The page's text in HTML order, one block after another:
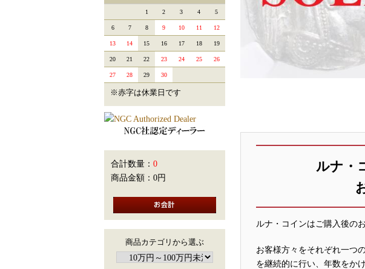
ルナ・
ルナ・コインはご購入後の
お客様方々をそれぞれ一つ
を継続的に行い、年数をか
1 2 3 4 5
6 7 8 9 10 11 12
13 14 15 16 17 18 19
20 21 22 23 24 25 26
27 28 29 30
※赤字は休業日です
合計数量： 0
商品金額： 0円
商品カテゴリから選ぶ